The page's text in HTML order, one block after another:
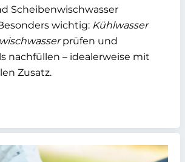
Scheibenwischwasser
wichtig: Kühlwasser
prüfen und
nachfüllen – idealerweise mit
Zusatz.